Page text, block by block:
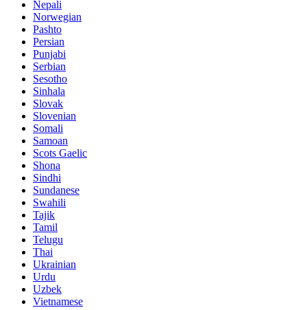
Nepali
Norwegian
Pashto
Persian
Punjabi
Serbian
Sesotho
Sinhala
Slovak
Slovenian
Somali
Samoan
Scots Gaelic
Shona
Sindhi
Sundanese
Swahili
Tajik
Tamil
Telugu
Thai
Ukrainian
Urdu
Uzbek
Vietnamese